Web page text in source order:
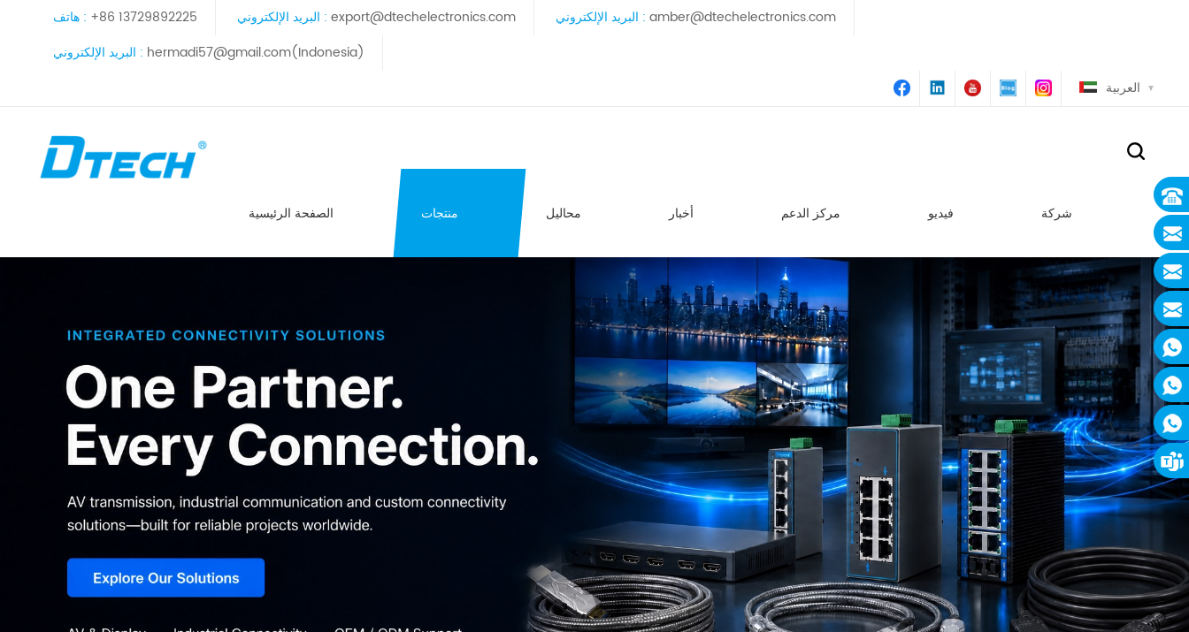
هاتف : +86 13729892225 البريد الإلكتروني : export@dtechelectronics.com البريد الإلكتروني : amber@dtechelectronics.com
البريد الإلكتروني : hermadi57@gmail.com(Indonesia)
العربية
الصفحة الرئيسية منتجات محاليل أخبار مركز الدعم فيديو شركة